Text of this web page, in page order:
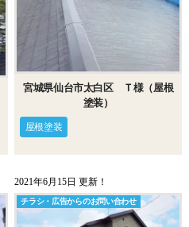
宮城県仙台市太白区 Ｔ様（屋根
塗装）
屋根塗装
2021年6月15日 更新！
チラシ・広告からのお問い合わせ